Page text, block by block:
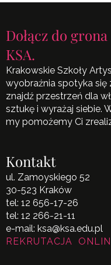
Dołącz do
KSA.
Krakowskie Szkoły
wyobraźnia spotyka się
znajdź przestrzeń dla
sztukę i wyrażaj siebie.
my pomożemy Ci
Kontakt
ul. Zamoyskiego 52
30-523 Kraków
tel: 12 656-17-26
tel: 12 266-21-11
e-mail: ksa@ksa.edu.pl
REKRUTACJA